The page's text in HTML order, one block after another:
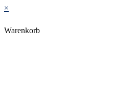
×
Warenkorb